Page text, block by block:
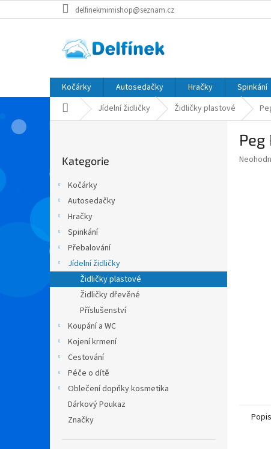
na
delfinekmimishop@seznam.cz
Kočárky Autosedačky Hračky Spinkání
Domů Jídelní židličky Židličky plastové
r
p
n
e
kategorie
Kategorie
Kočárky
Autosedačky
Hračky
Spinkání
Přebalování
Jídelní židličky
Židličky plastové
Židličky dřevěné
Příslušenství
Koupání a WC
Kojení krmení
Cestování
Péče o dítě
Oblečení dopňky kosmetika
Dárkový Poukaz
Značky
Popis